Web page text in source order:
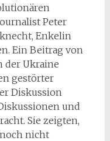
Peter
Enkelin
Ein Beitrag von
der Ukraine
gestörter
Diskussion
und
Sie zeigten,
nicht